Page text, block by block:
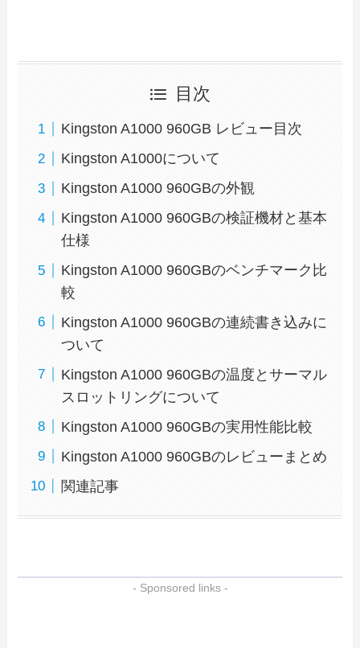
目次
Kingston A1000 960GB レビュー目次
Kingston A1000について
Kingston A1000 960GBの外観
Kingston A1000 960GBの検証機材と基本
仕様
Kingston A1000 960GBのベンチマーク比
較
Kingston A1000 960GBの連続書き込みに
ついて
Kingston A1000 960GBの温度とサーマル
スロットリングについて
Kingston A1000 960GBの実用性能比較
Kingston A1000 960GBのレビューまとめ
関連記事
- Sponsored links -